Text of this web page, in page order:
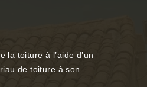
toiture à l’aide d’un
de toiture à son